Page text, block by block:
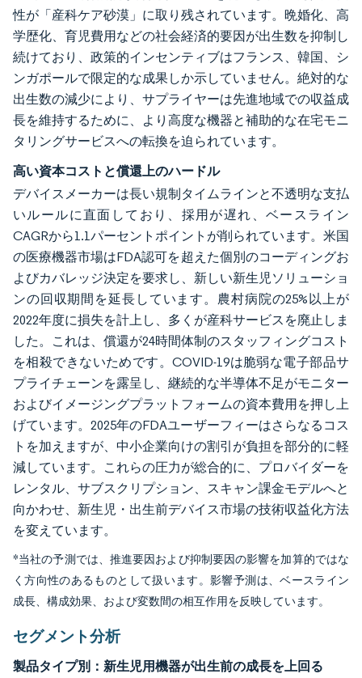
性が「産科ケア砂漠」に取り残されています。晩婚化、高
学歴化、育児費用などの社会経済的要因が出生数を抑制し
続けており、政策的インセンティブはフランス、韓国、シ
ンガポールで限定的な成果しか示していません。絶対的な
出生数の減少により、サプライヤーは先進地域での収益成
長を維持するために、より高度な機器と補助的な在宅モニ
タリングサービスへの転換を迫られています。
高い資本コストと償還上のハードル
デバイスメーカーは長い規制タイムラインと不透明な支払
いルールに直面しており、採用が遅れ、ベースライン
CAGRから1.1パーセントポイントが削られています。米国
の医療機器市場はFDA認可を超えた個別のコーディングお
よびカバレッジ決定を要求し、新しい新生児ソリューショ
ンの回収期間を延長しています。農村病院の25%以上が
2022年度に損失を計上し、多くが産科サービスを廃止しま
した。これは、償還が24時間体制のスタッフィングコスト
を相殺できないためです。COVID-19は脆弱な電子部品サ
プライチェーンを露呈し、継続的な半導体不足がモニター
およびイメージングプラットフォームの資本費用を押し上
げています。2025年のFDAユーザーフィーはさらなるコス
トを加えますが、中小企業向けの割引が負担を部分的に軽
減しています。これらの圧力が総合的に、プロバイダーを
レンタル、サブスクリプション、スキャン課金モデルへと
向かわせ、新生児・出生前デバイス市場の技術収益化方法
を変えています。
*当社の予測では、推進要因および抑制要因の影響を加算的ではな
く方向性のあるものとして扱います。影響予測は、ベースライン
成長、構成効果、および変数間の相互作用を反映しています。
セグメント分析
製品タイプ別：新生児用機器が出生前の成長を上回る